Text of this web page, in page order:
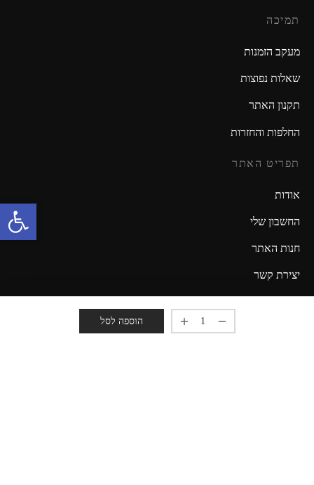
הוספה לסל
תמיכה
מעקב הזמנות
שאלות נפוצות
תקנון האתר
החלפות והחזרות
תפריט האתר
אודות
החשבון שלי
חנות האתר
יצירת קשר
עיקבו אחרינו
מזמינים אתכם להישאר מעודכנים!
פתח סרגל נגישות